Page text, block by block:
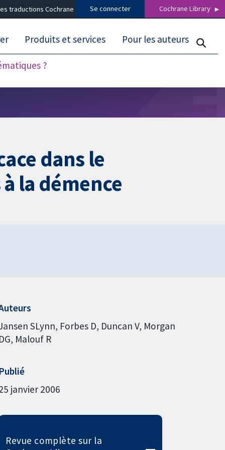
traductions Cochrane Se connecter Cochrane Library
?
Produits et services Pour les auteurs
dans le
la démence
SLynn Forbes D Duncan V Morgan
DG Malouf R
Publié
janvier 2006
Revue complète sur la